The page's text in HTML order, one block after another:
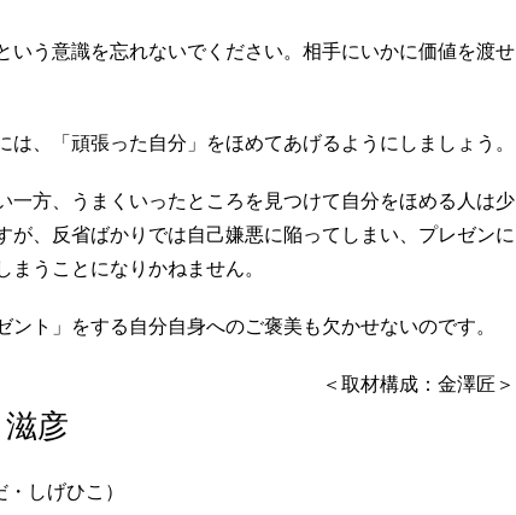
いう意識を忘れないでください。相手にいかに価値を渡せ
は、「頑張った自分」をほめてあげるようにしましょう。
一方、うまくいったところを見つけて自分をほめる人は少
が、反省ばかりでは自己嫌悪に陥ってしまい、プレゼンに
うことになりかねません。
ント」をする自分自身へのご褒美も欠かせないのです。
＜取材構成：金澤匠＞
彦
・しげひこ）